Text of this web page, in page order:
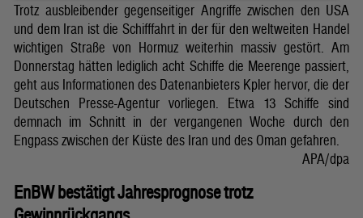
Trotz ausbleibender gegenseitiger Angriffe zwischen den USA
und dem Iran ist die Schifffahrt in der für den weltweiten Handel
wichtigen Straße von Hormuz weiterhin massiv gestört. Am
Donnerstag hätten lediglich acht Schiffe die Meerenge passiert,
geht aus Informationen des Datenanbieters Kpler hervor, die der
Deutschen Presse-Agentur vorliegen. Etwa 13 Schiffe sind
demnach im Schnitt in der vergangenen Woche durch den
Engpass zwischen der Küste des Iran und des Oman gefahren.
APA/dpa
EnBW bestätigt Jahresprognose trotz